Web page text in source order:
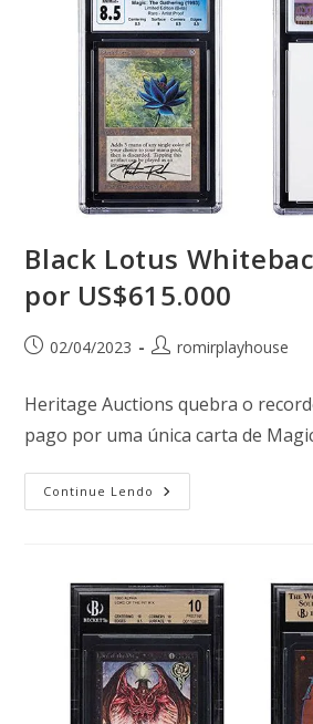
Black Lotus
por US$615.000
02/04/2023 romirplayhouse
Heritage Auctions quebra o
pago por uma única carta de
Continue Lendo